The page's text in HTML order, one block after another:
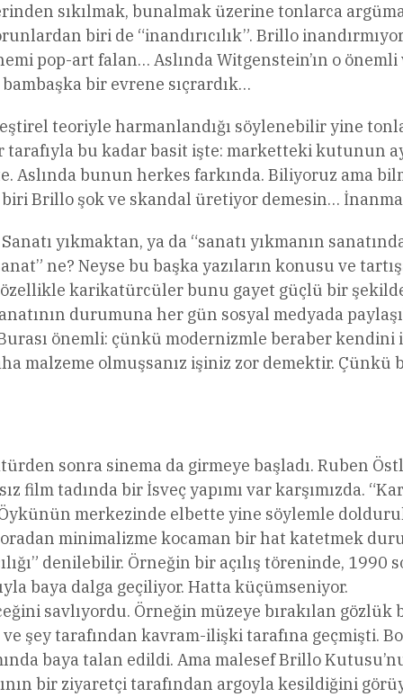
sıkılmak, bunalmak üzerine tonlarca
biri de “inandırıcılık”. Brillo
pop-art falan… Aslında Witgenstein’ın o
bir evrene sıçrardık…
teoriyle harmanlandığı söylenebilir yine
tarafıyla bu kadar basit işte: marketteki kutunun
Aslında bunun herkes farkında. Biliyoruz ama
biri Brillo şok ve skandal üretiyor demesin…
yıkmaktan, ya da “sanatı yıkmanın
ne? Neyse bu başka yazıların konusu ve
karikatürcüler bunu gayet güçlü bir şekilde
durumuna her gün sosyal medyada
önemli: çünkü modernizmle beraber
malzeme olmuşsanız işiniz zor demektir. Çünkü
sonra sinema da girmeye başladı. Ruben
tadında bir İsveç yapımı var karşımızda.
merkezinde elbette yine söylemle
oradan minimalizme kocaman bir hat katetmek
denilebilir. Örneğin bir açılış töreninde, 1990
baya dalga geçiliyor. Hatta küçümseniyor.
savlıyordu. Örneğin müzeye bırakılan
şey tarafından kavram-ilişki tarafına geçmişti.
baya talan edildi. Ama malesef Brillo
bir ziyaretçi tarafından argoyla kesildiğini